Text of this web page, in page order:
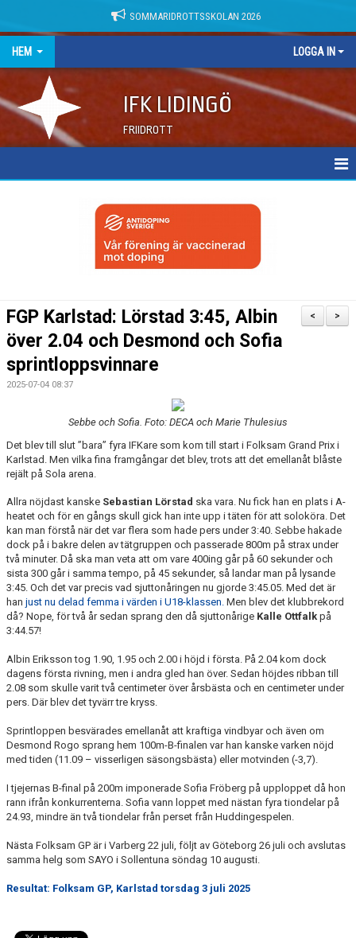
SOMMARIDROTTSSKOLAN 2026
HEM LOGGA IN
IFK LIDINGÖ
FRIIDROTT
>
<
FGP Karlstad: Lörstad 3:45, Albin
över 2.04 och Desmond och Sofia
sprintloppsvinnare
2025-07-04 08:37
Sebbe och Sofia. Foto: DECA och Marie Thulesius
Det blev till slut ”bara” fyra IFKare som kom till start i Folksam Grand Prix i
Karlstad. Men vilka fina framgångar det blev, trots att det emellanåt blåste
rejält på Sola arena.
Allra nöjdast kanske Sebastian Lörstad ska vara. Nu fick han en plats i A-
heatet och för en gångs skull gick han inte upp i täten för att soloköra. Det
kan man förstå när det var flera som hade pers under 3:40. Sebbe hakade
dock på i bakre delen av tätgruppen och passerade 800m på strax under
två minuter. Då ska man veta att om vare 400ing går på 60 sekunder och
sista 300 går i samma tempo, på 45 sekunder, så landar man på lysande
3:45. Och det var precis vad sjuttonåringen nu gjorde 3:45.05. Med det är
han just nu delad femma i värden i U18-klassen. Men blev det klubbrekord
då? Nope, för två år sedan sprang den då sjuttonårige Kalle Ottfalk på
3:44.57!
Albin Eriksson tog 1.90, 1.95 och 2.00 i höjd i första. På 2.04 kom dock
dagens första rivning, men i andra gled han över. Sedan höjdes ribban till
2.08 som skulle varit två centimeter över årsbästa och en centimeter under
pers. Där blev det tyvärr tre kryss.
Sprintloppen besvärades emellanåt att kraftiga vindbyar och även om
Desmond Rogo sprang hem 100m-B-finalen var han kanske varken nöjd
med tiden (11.09 – visserligen säsongsbästa) eller motvinden (-3,7).
I tjejernas B-final på 200m imponerade Sofia Fröberg på upploppet då hon
rann ifrån konkurrenterna. Sofia vann loppet med nästan fyra tiondelar på
24.93, mindre än två tiondelar från perset från Huddingespelen.
Nästa Folksam GP är i Varberg 22 juli, följt av Göteborg 26 juli och avslutas
samma helg som SAYO i Sollentuna söndag 10 augusti.
Resultat: Folksam GP, Karlstad torsdag 3 juli 2025